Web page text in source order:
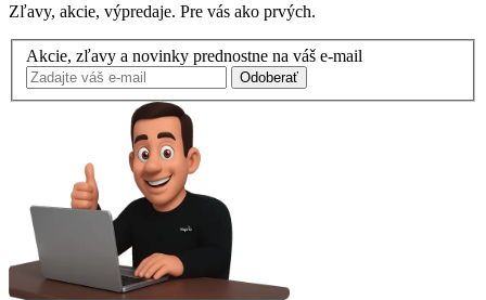
Zľavy, akcie, výpredaje. Pre vás ako prvých.
Akcie, zľavy a novinky prednostne na váš e-mail
Odoberať